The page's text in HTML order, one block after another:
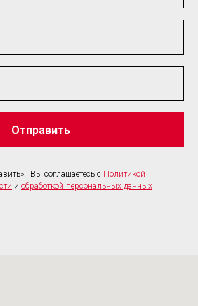
Отправить
, Вы соглашаетесь с Политикой
и обработкой персональных данных